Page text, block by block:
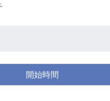
開始時間